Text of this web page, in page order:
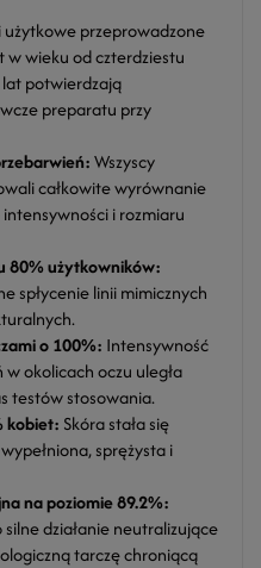
przeprowadzone
w wieku od czterdziestu
lat potwierdzają
preparatu przy
Wszyscy
całkowite wyrównanie
i rozmiaru
80% użytkowników:
spłycenie linii mimicznych
o 100%: Intensywność
okolicach oczu uległa
testów stosowania.
kobiet: Skóra stała się
sprężysta i
na poziomie 89.2%:
działanie neutralizujące
tarczę chroniącą